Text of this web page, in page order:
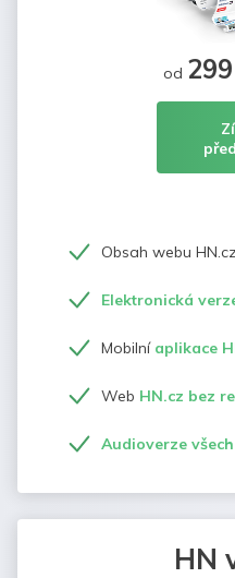
od
Obsah webu
Elektronická
Mobilní aplikace
Web HN.cz bez
Audioverze
HN